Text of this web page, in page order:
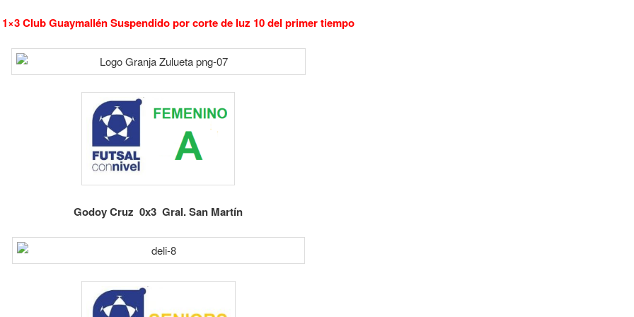
Club Guaymallén Suspendido por corte de luz 10 del primer tiempo
Godoy Cruz 0x3 Gral. San Martín